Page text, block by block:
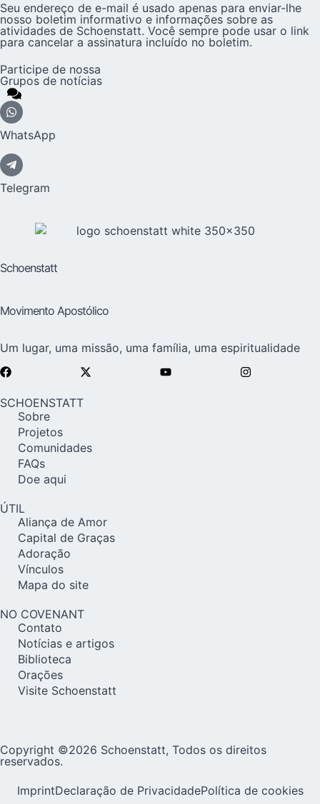
Seu endereço de e-mail é usado apenas para enviar-lhe
nosso boletim informativo e informações sobre as
atividades de Schoenstatt. Você sempre pode usar o link
para cancelar a assinatura incluído no boletim.
Participe de nossa
Grupos de notícias
WhatsApp
Telegram
Schoenstatt
Movimento Apostólico
Um lugar, uma missão, uma família, uma espiritualidade
SCHOENSTATT
Sobre
Projetos
Comunidades
FAQs
Doe aqui
ÚTIL
Aliança de Amor
Capital de Graças
Adoração
Vínculos
Mapa do site
NO COVENANT
Contato
Notícias e artigos
Biblioteca
Orações
Visite Schoenstatt
Copyright ©2026 Schoenstatt, Todos os direitos
reservados.
ImprintDeclaração de PrivacidadePolítica de cookies